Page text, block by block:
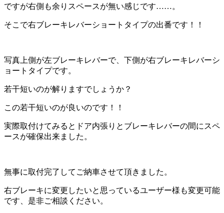
ですが右側も余りスペースが無い感じです……。
そこで右ブレーキレバーショートタイプの出番です！！
写真上側が左ブレーキレバーで、下側が右ブレーキレバーシ
ョートタイプです。
若干短いのが解りますでしょうか？
この若干短いのが良いのです！！
実際取付けてみるとドア内張りとブレーキレバーの間にスペ
ースが確保出来ました。
無事に取付完了してご納車させて頂きました。
右ブレーキに変更したいと思っているユーザー様も変更可能
です、是非ご相談ください。